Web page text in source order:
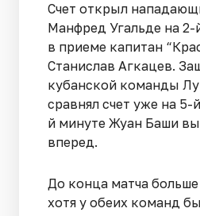
Счет открыл
Манфред Угальде на
в приеме капитан
Станислав Агкацев.
кубанской команды
сравнял счет уже на 5-
й минуте Жуан Баши
вперед.
До конца матча
хотя у обеих команд